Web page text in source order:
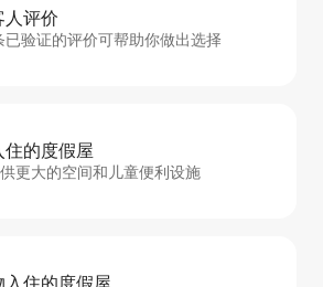
人评价
已验证的评价可帮助你做出选择
的度假屋
更大的空间和儿童便利设施